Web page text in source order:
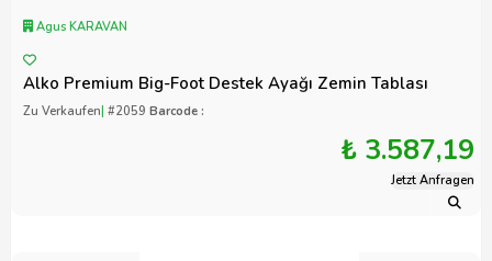
Agus KARAVAN
Alko Premium Big-Foot Destek Ayağı Zemin Tablası
Zu Verkaufen| #2059 Barcode :
₺ 3.587,19
Jetzt Anfragen